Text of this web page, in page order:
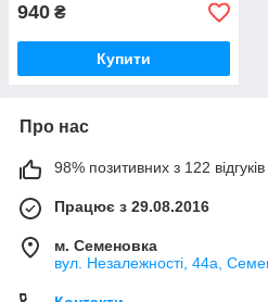
940 ₴
Купити
Про нас
98% позитивних з 122 відгуків
Працює з 29.08.2016
м. Семеновка
вул. Незалежності, 44а,